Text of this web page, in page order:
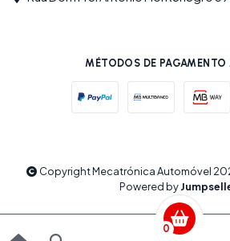
0
MÉTODOS DE PAGAMENTO
Copyright Mecatrónica Automóvel
Powered by